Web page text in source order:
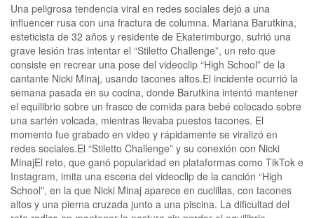
Una peligrosa tendencia viral en redes sociales dejó a una
influencer rusa con una fractura de columna. Mariana Barutkina,
esteticista de 32 años y residente de Ekaterimburgo, sufrió una
grave lesión tras intentar el “Stiletto Challenge”, un reto que
consiste en recrear una pose del videoclip “High School” de la
cantante Nicki Minaj, usando tacones altos.El incidente ocurrió la
semana pasada en su cocina, donde Barutkina intentó mantener
el equilibrio sobre un frasco de comida para bebé colocado sobre
una sartén volcada, mientras llevaba puestos tacones. El
momento fue grabado en video y rápidamente se viralizó en
redes sociales.El “Stiletto Challenge” y su conexión con Nicki
MinajEl reto, que ganó popularidad en plataformas como TikTok e
Instagram, imita una escena del videoclip de la canción “High
School”, en la que Nicki Minaj aparece en cuclillas, con tacones
altos y una pierna cruzada junto a una piscina. La dificultad del